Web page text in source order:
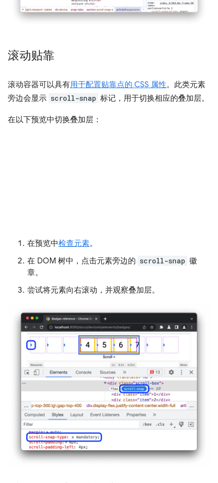
滚动贴靠
滚动容器可以具有用于配置贴靠点的 CSS 属性。此类元素
旁边会显示 scroll-snap 标记，用于切换相应的叠加层。
在以下预览中切换叠加层：
在预览中检查元素。
在 DOM 树中，点击元素旁边的 scroll-snap 徽
章。
尝试将元素向右滚动，并观察叠加层。